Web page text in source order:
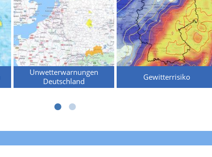
Unwetterwarnungen
Deutschland
Gewitterrisiko